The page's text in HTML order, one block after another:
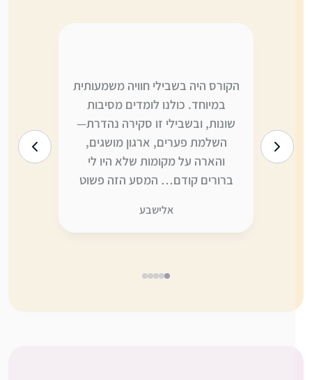
הקורס היה בשבילי חוויה משמעותית
במיוחד. כולנו לומדים מסיבות
שונות, ובשבילי זו סקירה נהדרת—
השלמת פערים, ארגון מושגים,
והארה על מקומות שלא היו לי
ברורים קודם… המסע הזה פשוט
ענקית, כמו תמיד, על ההשקעה
והמסירות.
אלישבע
1
2